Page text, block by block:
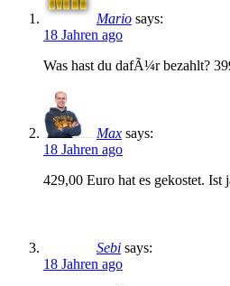
Mario says:
18 Jahren ago
Was hast du dafÃ¼r bezahlt?
Max says:
18 Jahren ago
429,00 Euro hat es gekostet.
Sebi says:
18 Jahren ago